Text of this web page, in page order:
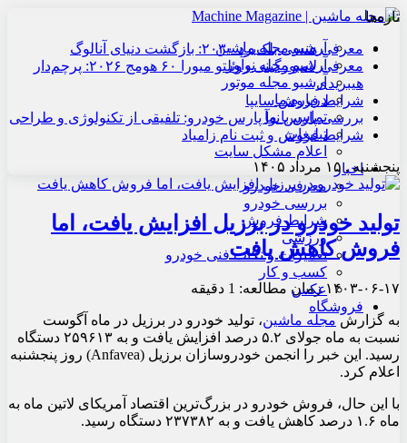
آرشیو مجله ماشین
آرشیو مجله نوآور
آرشیو مجله موتور
درباره ما
تماس با ما
تبلیغات
اعلام مشکل سایت
اخبار
معرفی خودرو
بررسی خودرو
شرایط فروش
ورزشی
تعمیرات و نکات فنی خودرو
کسب و کار
عکس
فروشگاه
تازه‌ها
معرفی هنسی بلک‌برد ۲۰۳۰: بازگشت دنیای آنالوگ
معرفی لامبورگینی روئلتو میورا ۶۰ هومج ۲۰۲۶: پرچم‌دار
هیبریدی
شرایط فروش سایپا
بررسی پارس نوآ پارس خودرو: تلفیقی از تکنولوژی و طراحی
شرایط فروش و ثبت نام زامیاد
پنجشنبه , ۱۵ مرداد ۱۴۰۵
تولید خودرو در برزیل افزایش یافت، اما
فروش کاهش یافت
۱۴۰۳-۰۶-۱۷زمان مطالعه: 1 دقیقه
به گزارش مجله ماشین، تولید خودرو در برزیل در ماه آگوست
نسبت به ماه جولای ۵.۲ درصد افزایش یافت و به ۲۵۹۶۱۳ دستگاه
رسید. این خبر را انجمن خودروسازان برزیل (Anfavea) روز پنجشنبه
اعلام کرد.
با این حال، فروش خودرو در بزرگ‌ترین اقتصاد آمریکای لاتین ماه به
ماه ۱.۶ درصد کاهش یافت و به ۲۳۷۳۸۲ دستگاه رسید.